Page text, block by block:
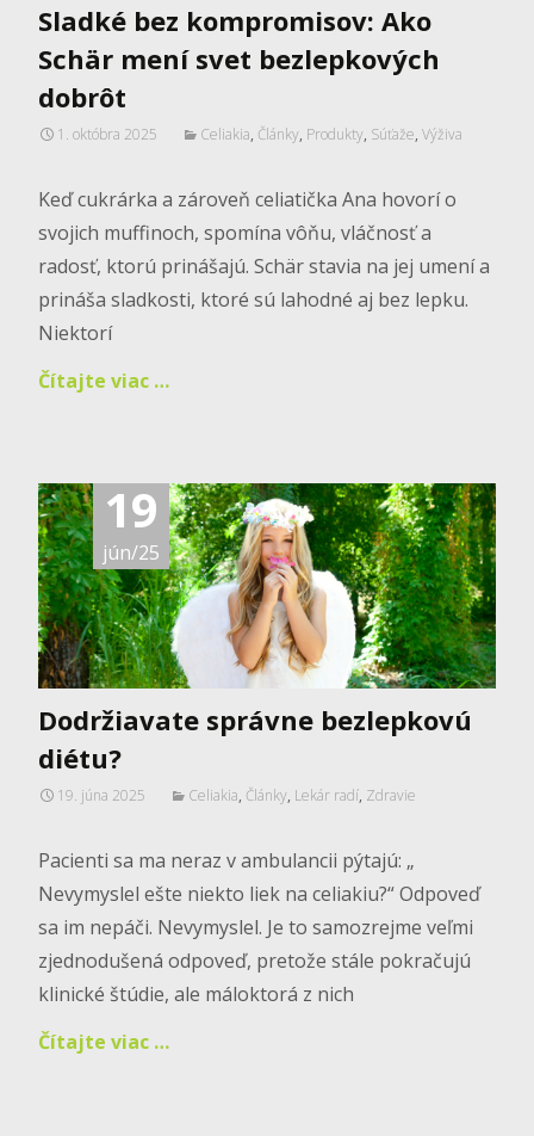
Sladké bez kompromisov: Ako
Schär mení svet bezlepkových
dobrôt
1. októbra 2025 Celiakia, Články, Produkty, Súťaže, Výživa
Keď cukrárka a zároveň celiatička Ana hovorí o
svojich muffinoch, spomína vôňu, vláčnosť a
radosť, ktorú prinášajú. Schär stavia na jej umení a
prináša sladkosti, ktoré sú lahodné aj bez lepku.
Niektorí
Čítajte viac …
19
jún/25
Dodržiavate správne bezlepkovú
diétu?
19. júna 2025 Celiakia, Články, Lekár radí, Zdravie
Pacienti sa ma neraz v ambulancii pýtajú: „
Nevymyslel ešte niekto liek na celiakiu?“ Odpoveď
sa im nepáči. Nevymyslel. Je to samozrejme veľmi
zjednodušená odpoveď, pretože stále pokračujú
klinické štúdie, ale máloktorá z nich
Čítajte viac …